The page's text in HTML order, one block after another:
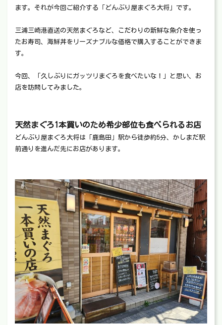
ます。それが今回ご紹介する「どんぶり屋まぐろ大将」です。
三浦三崎港直送の天然まぐろなど、こだわりの新鮮な魚介を使っ
たお寿司、海鮮丼をリーズナブルな価格で購入することができま
す。
今回、「久しぶりにガッツリまぐろを食べたいな！」と思い、お
店を訪問してみました。
天然まぐろ1本買いのため希少部位も食べられるお店
どんぶり屋まぐろ大将は「鹿島田」駅から徒歩約5分、かしまだ駅
前通りを進んだ先にお店があります。